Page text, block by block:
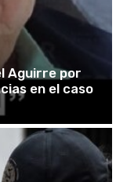
Aguirre por
en el caso